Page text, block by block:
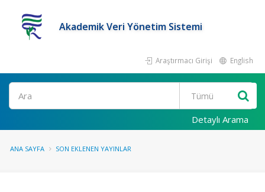
Akademik Veri Yönetim Sistemi
Araştırmacı Girişi English
Ara
Detaylı Arama
ANA SAYFA SON EKLENEN YAYINLAR